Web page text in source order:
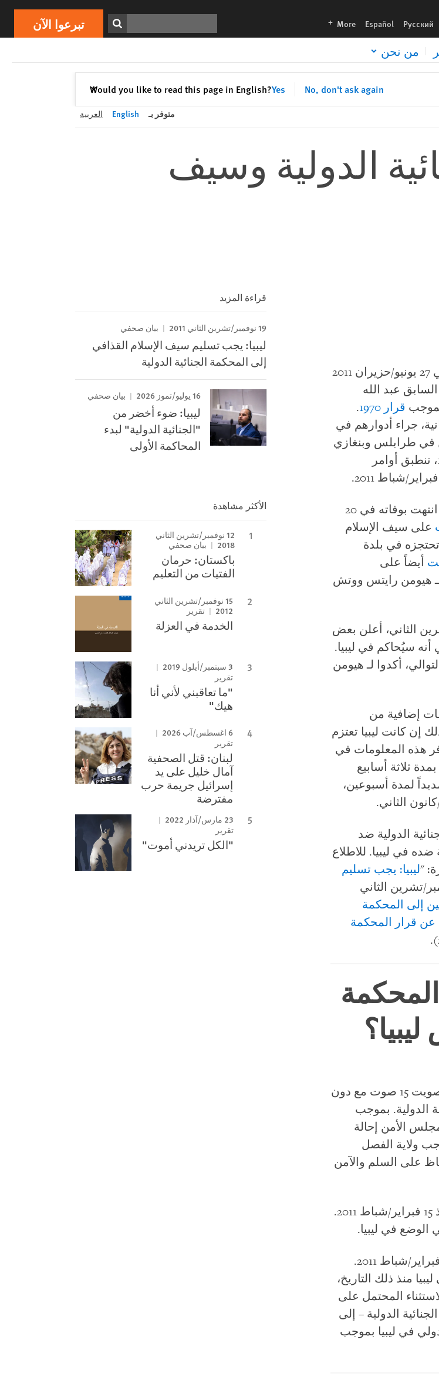
Русский
Español
More
languages تبرعوا الآن
من نحن
Would you like to read this page in English?Yes No, don't ask again
✕إغلاق
Print تبرعوا الآن
متوفر بـ English العربية
الدولية وسيف
في 27 يونيو/حزيران 2011
عبد الله
قرار 1970
.
جراء أدوارهم في
في طرابلس وبنغازي
ومصراتة وأماكن أخرى في ليبيا. وبما يتسق مع القرار 1970، تنطبق أوامر
بينما إجراءات المحكمة الجنائية الدولية ضد معمر القذافي انتهت بوفاته في 20
على سيف الإسلام
تحتجزه في بلدة
أيضاً على
لـ هيومن رايتس ووتش
الثاني، أعلن بعض
أنه سيُحاكم في ليبيا.
أكدوا لـ هيومن
إضافية من
إن كانت ليبيا تعتزم
هذه المعلومات في
طلبت تمديداً بمدة ثلاثة أسابيع
لمدة أسبوعين،
الدولية ضد
في ليبيا. للاطلاع
"ليبيا: يجب تسليم
تشرين الثاني
إلى المحكمة
عن قرار المحكمة
في 26 فبراير/شباط 2011 تبنى مجلس الأمن القرار 1970 بتصويت 15 صوت مع دون
الدولية. بموجب
الأمن إحالة
ولاية الفصل
على السلم والآمن
القرار 1970 يمنح المحكمة سلطة النظر في أحداث ليبيا منذ 15 فبراير/شباط 2011.
سلطة المحكمة لا تشمل الجرائم المزعوم ارتكابها قبل 15 فبراير/شباط 2011.
منذ ذلك التاريخ،
المحتمل على
الدولية – إلى
في ليبيا بموجب
قراءة المزيد
19 نوفمبر/تشرين الثاني 2011 بيان صحفي
ليبيا: يجب تسليم سيف الإسلام القذافي
إلى المحكمة الجنائية الدولية
16 يوليو/تموز 2026 بيان صحفي
ليبيا: ضوء أخضر من
"الجنائية الدولية" لبدء
المحاكمة الأولى
الأكثر مشاهدة
12 نوفمبر/تشرين الثاني
2018
بيان صحفي
باكستان: حرمان
الفتيات من التعليم
15 نوفمبر/تشرين الثاني
2012
تقرير
الخدمة في العزلة
3 سبتمبر/أيلول 2019
تقرير
"ما تعاقبني لأني أنا
هيك"
6 اغسطس/آب 2026
تقرير
لبنان: قتل الصحفية
آمال خليل على يد
إسرائيل جريمة حرب
مفترضة
23 مارس/آذار 2022
تقرير
"الكل تريدني أموت"